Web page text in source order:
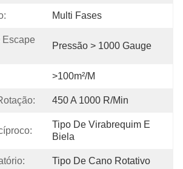
Multi Fases
Escape
Pressão > 1000 Gauge
>100m²/m
450 A 1000 R/min
Tipo De Virabrequim E
Biela
Tipo De Cano Rotativo